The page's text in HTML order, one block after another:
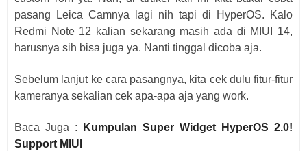
pasang Leica Camnya lagi nih tapi di HyperOS. Kalo
Redmi Note 12 kalian sekarang masih ada di MIUI 14,
harusnya sih bisa juga ya. Nanti tinggal dicoba aja.
Sebelum lanjut ke cara pasangnya, kita cek dulu fitur-fitur
kameranya sekalian cek apa-apa aja yang work.
Baca Juga :
Kumpulan Super Widget HyperOS 2.0!
Support MIUI